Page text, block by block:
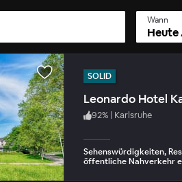
Wann
Heute
SOLID
Leonardo Hotel
92% | Karlsruhe
Sehenswürdigkeiten,
öffentliche Nahverkehr